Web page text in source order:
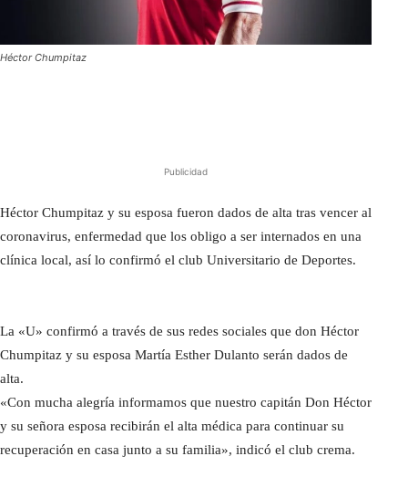
Héctor Chumpitaz
Publicidad
Héctor Chumpitaz y su esposa fueron dados de alta tras vencer al
coronavirus, enfermedad que los obligo a ser internados en una
clínica local, así lo confirmó el club Universitario de Deportes.
La «U» confirmó a través de sus redes sociales que don Héctor
Chumpitaz y su esposa Martía Esther Dulanto serán dados de
alta.
«Con mucha alegría informamos que nuestro capitán Don Héctor
y su señora esposa recibirán el alta médica para continuar su
recuperación en casa junto a su familia», indicó el club crema.